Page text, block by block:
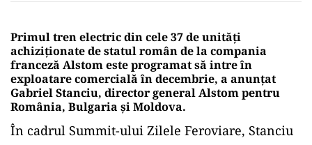
Primul tren electric din cele 37 de unități
achiziționate de statul român de la compania
franceză Alstom este programat să intre în
exploatare comercială în decembrie, a anunțat
Gabriel Stanciu, director general Alstom pentru
România, Bulgaria și Moldova.
În cadrul Summit-ului Zilele Feroviare, Stanciu